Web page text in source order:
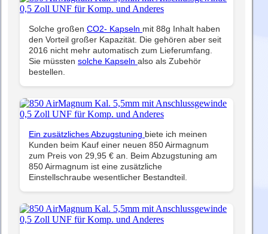
Solche großen CO2- Kapseln mit 88g Inhalt haben
den Vorteil großer Kapazität. Die gehören aber seit
2016 nicht mehr automatisch zum Lieferumfang.
Sie müssten solche Kapseln also als Zubehör
bestellen.
Ein zusätzliches Abzugstuning biete ich meinen
Kunden beim Kauf einer neuen 850 Airmagnum
zum Preis von 29,95 € an. Beim Abzugstuning am
850 Airmagnum ist eine zusätzliche
Einstellschraube wesentlicher Bestandteil.